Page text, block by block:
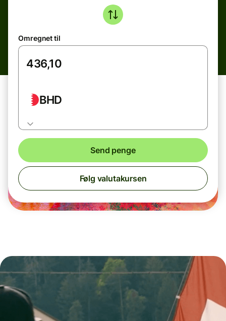
Omregnet til
BHD
Send penge
Følg valutakursen